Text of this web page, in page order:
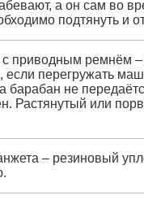
а он сам во
подтянуть и
с приводным ремнём
если перегружать
барабан не
Растянутый или
– резиновый